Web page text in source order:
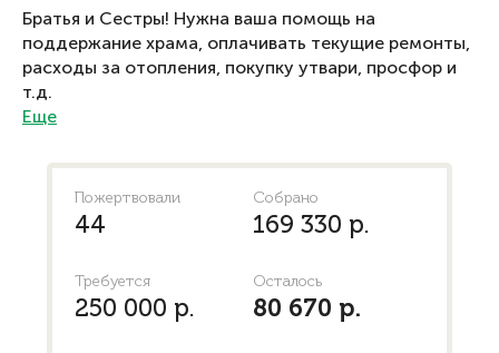
Братья и Сестры! Нужна ваша помощь на
поддержание храма, оплачивать текущие ремонты,
расходы за отопления, покупку утвари, просфор и
т.д.
Еще
Пожертвовали
44
Собрано
169 330 р.
Требуется
250 000 р.
Осталось
80 670 р.